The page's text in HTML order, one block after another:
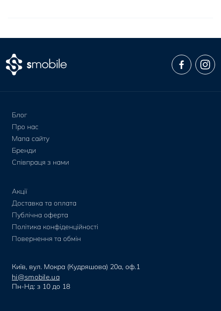
Блог
Про нас
Мапа сайту
Бренди
Співпраця з нами
Акції
Доставка та оплата
Публічна оферта
Політика конфіденційності
Повернення та обмін
Київ, вул. Мокра (Кудряшова) 20а, оф.1
hi@smobile.ua
Пн-Нд: з 10 до 18